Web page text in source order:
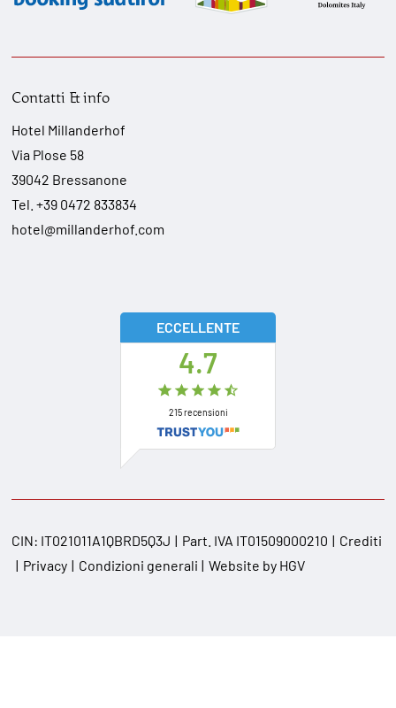
Contatti & info
Hotel Millanderhof
Via Plose 58
39042 Bressanone
Tel.+39 0472 833834
hotel@millanderhof.com
ECCELLENTE
4.7
215 recensioni
CIN: IT021011A1QBRD5Q3J Part. IVA IT01509000210
Crediti
Privacy
Condizioni generali Website by HGV